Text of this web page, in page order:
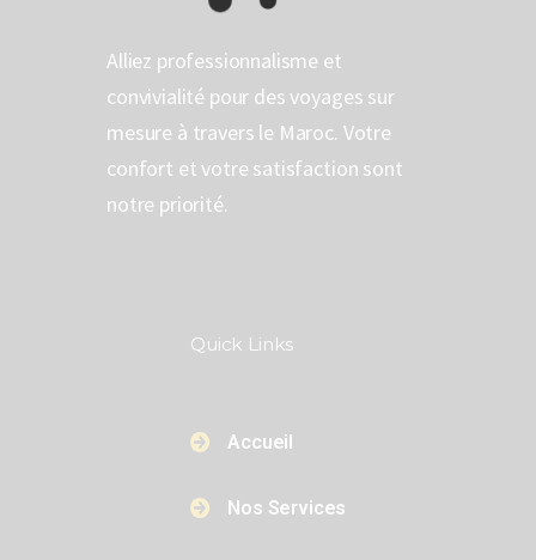
Alliez professionnalisme et
convivialité pour des voyages sur
mesure à travers le Maroc. Votre
confort et votre satisfaction sont
notre priorité.
Quick Links​​
Accueil
Nos Services